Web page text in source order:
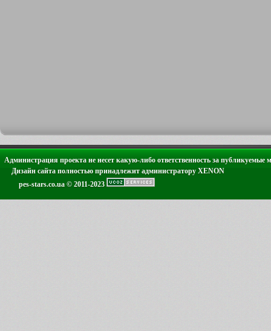
Администрация проекта не несет какую-либо ответственность за публикуемые
Дизайн сайта полностью принадлежит администратору XENON
pes-stars.co.ua © 2011-2023